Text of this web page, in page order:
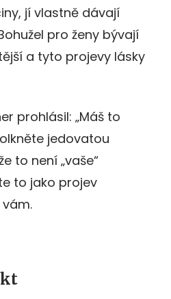
jí vlastně dávají
pro ženy bývají
a tyto projevy lásky
prohlásil: „Máš to
jedovatou
to není „vaše“
to jako projev